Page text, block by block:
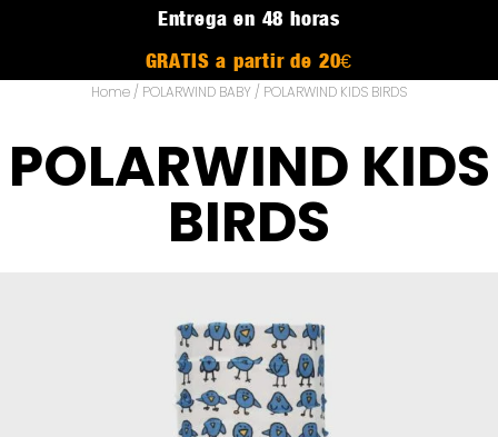
Entrega en 48 horas
GRATIS a partir de 20€
Home / POLARWIND BABY / POLARWIND KIDS BIRDS
POLARWIND KIDS
BIRDS